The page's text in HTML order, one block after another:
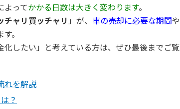
よってかかる日数は大きく変わります。
チャリ買ッチャリ 」が、 車の売却に必要な期間や
。
したい」と考えている方は、ぜひ最後までご覧
れを解説
？